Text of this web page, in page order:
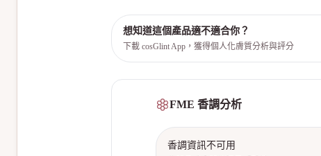
想知道這個產品適不適合你？
下載 cosGlint App，獲得個人化膚質分析與評分
FME 香調分析
香調資訊不可用